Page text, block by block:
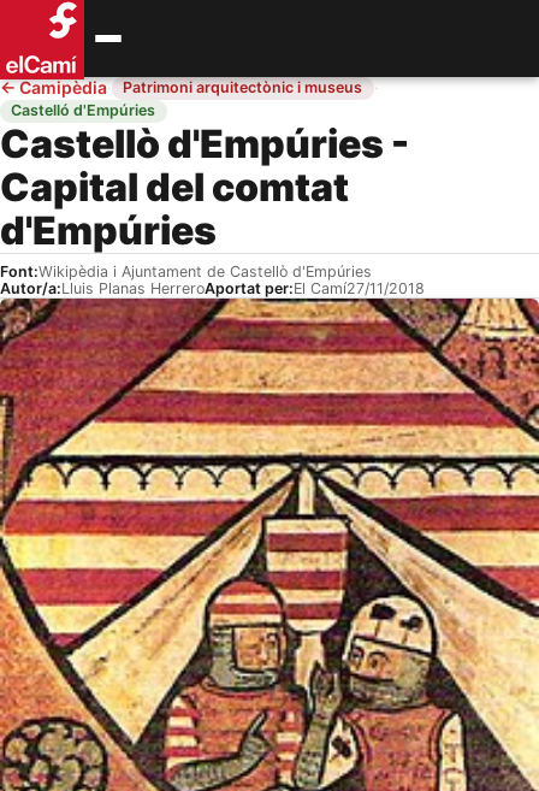
←Camipèdia· Patrimoni arquitectònic i museus ·
Castelló d'Empúries
Castellò d'Empúries -
Capital del comtat
d'Empúries
Font:Wikipèdia i Ajuntament de Castellò d'Empúries
Autor/a:Lluis Planas HerreroAportat per:El Camí27/11/2018